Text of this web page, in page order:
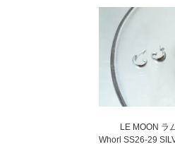
LE MOON ラ
Whorl SS26-29